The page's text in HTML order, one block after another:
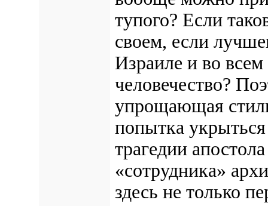
тупого? Если
своем, если
Израиле и во всем
человечество?
упрощающая
попытка
трагедии
«сотрудника»
здесь не только